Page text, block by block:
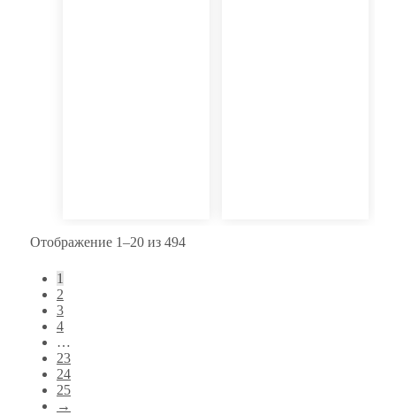
Отображение 1–20 из 494
1
2
3
4
…
23
24
25
→